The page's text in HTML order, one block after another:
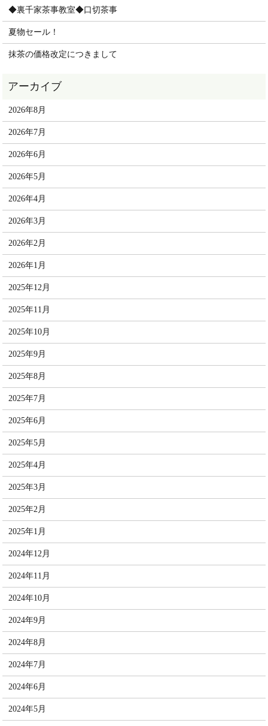
◆裏千家茶事教室◆口切茶事
夏物セール！
抹茶の価格改定につきまして
2026年8月
2026年7月
2026年6月
2026年5月
2026年4月
2026年3月
2026年2月
2026年1月
2025年12月
2025年11月
2025年10月
2025年9月
2025年8月
2025年7月
2025年6月
2025年5月
2025年4月
2025年3月
2025年2月
2025年1月
2024年12月
2024年11月
2024年10月
2024年9月
2024年8月
2024年7月
2024年6月
2024年5月